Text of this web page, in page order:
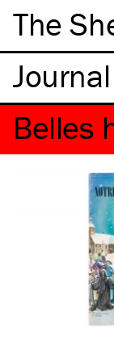
The